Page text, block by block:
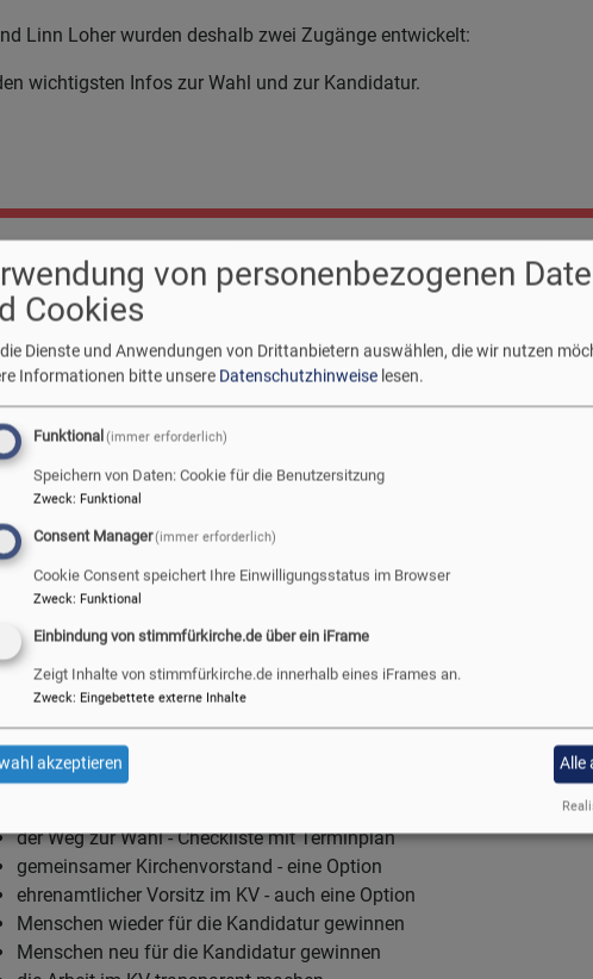
Linn Loher wurden deshalb zwei Zugänge entwickelt:
wichtigsten Infos zur Wahl und zur Kandidatur.
2024: KANDIDIERENDE GESUCHT
2024
2024 - es geht los!
der Weg zur Wahl - Checkliste mit Terminplan
gemeinsamer Kirchenvorstand - eine Option
ehrenamtlicher Vorsitz im KV - auch eine Option
Menschen wieder für die Kandidatur gewinnen
Menschen neu für die Kandidatur gewinnen
von personenbezogenen
Cookies
Dienste und Anwendungen von Drittanbietern auswählen, die wir nutzen
Informationen bitte unsere Datenschutzhinweise lesen.
Funktional(immer erforderlich)
Speichern von Daten: Cookie für die Benutzersitzung
Zweck: Funktional
Consent Manager(immer erforderlich)
Cookie Consent speichert Ihre Einwilligungsstatus im Browser
Zweck: Funktional
Einbindung von stimmfürkirche.de über ein iFrame
Zeigt Inhalte von stimmfürkirche.de innerhalb eines iFrames an.
Zweck: Eingebettete externe Inhalte
akzeptieren Alle